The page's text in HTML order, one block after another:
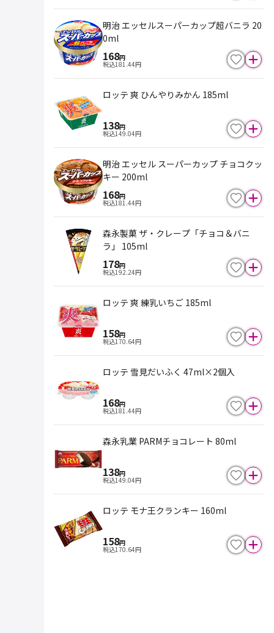
明治 エッセルスーパーカップ超バニラ 20
0ml
168円
税込181.44円
ロッテ 爽 ひんやりみかん 185ml
138円
税込149.04円
明治 エッセル スーパーカップ チョコクッ
キー 200ml
168円
税込181.44円
森永製菓 ザ・クレープ「チョコ＆バニ
ラ」 105ml
178円
税込192.24円
ロッテ 爽 練乳いちご 185ml
158円
税込170.64円
ロッテ 雪見だいふく 47ml×2個入
168円
税込181.44円
森永乳業 PARMチョコレート 80ml
138円
税込149.04円
ロッテ モナ王クランキー 160ml
158円
税込170.64円